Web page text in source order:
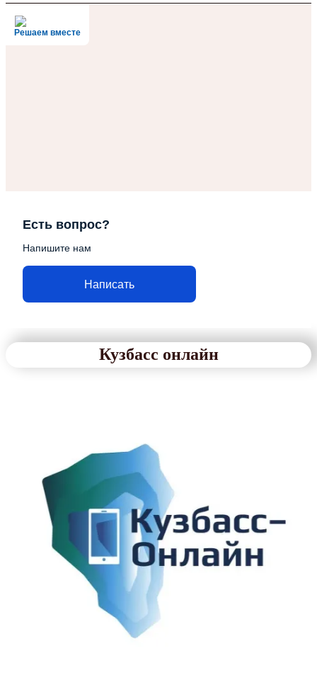
Решаем вместе
Есть вопрос?
Напишите нам
Написать
Кузбасс онлайн